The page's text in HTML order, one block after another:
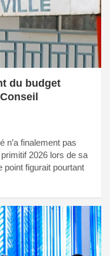
du budget
n’a finalement pas
2026 lors de sa
point figurait pourtant